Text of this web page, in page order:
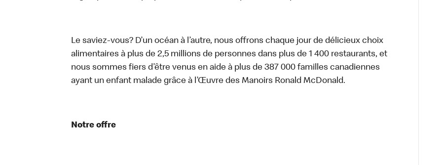
Santé et
Le saviez-vous? D’un océan à l’autre, nous offrons chaque jour de délicieux choix
alimentaires à plus de 2,5 millions de personnes dans plus de 1 400 restaurants, et
nous sommes fiers d’être venus en aide à plus de 387 000 familles canadiennes
ayant un enfant malade grâce à l’Œuvre des Manoirs Ronald McDonald.
Notre offre